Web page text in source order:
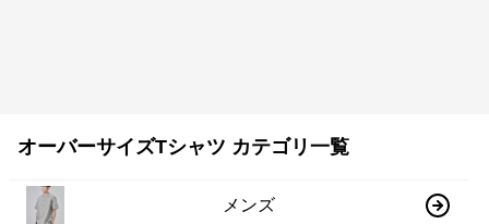
オーバーサイズTシャツ カテゴリ一覧
メンズ